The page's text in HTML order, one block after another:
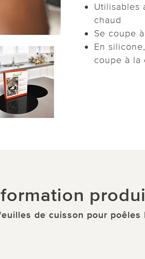
Utilisables
chaud
Se coupe
En
coupe à la
de cuisson pour poêles